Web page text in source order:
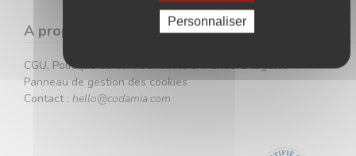
A propos
CGU, Politique de confidentialité & Mentions légales
Panneau de gestion des cookies
Contact : hello@codamia.com
Personnaliser